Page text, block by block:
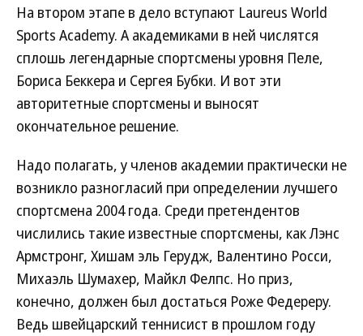
На втором этапе в дело вступают Laureus World
Sports Academy. А академиками в ней числятся
сплошь легендарные спортсмены уровня Пеле,
Бориса Беккера и Сергея Бубки. И вот эти
авторитетные спортсмены и выносят
окончательное решение.
Надо полагать, у членов академии практически не
возникло разногласий при определении лучшего
спортсмена 2004 года. Среди претендентов
числились такие известные спортсмены, как Лэнс
Армстронг, Хишам эль Герудж, Валентино Росси,
Михаэль Шумахер, Майкл Фелпс. Но приз,
конечно, должен был достаться Роже Федереру.
Ведь швейцарский теннисист в прошлом году